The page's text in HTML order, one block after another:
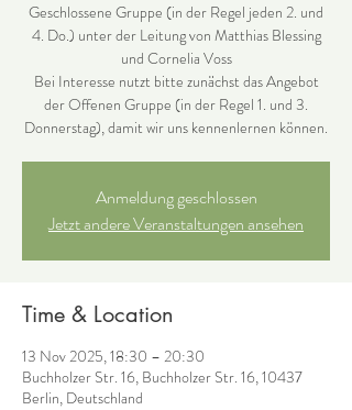
Geschlossene Gruppe (in der Regel jeden 2. und
4. Do.) unter der Leitung von Matthias Blessing
und Cornelia Voss
Bei Interesse nutzt bitte zunächst das Angebot
der Offenen Gruppe (in der Regel 1. und 3.
Donnerstag), damit wir uns kennenlernen können.
Anmeldung geschlossen
Jetzt andere Veranstaltungen ansehen
Time & Location
13 Nov 2025, 18:30 – 20:30
Buchholzer Str. 16, Buchholzer Str. 16, 10437
Berlin, Deutschland